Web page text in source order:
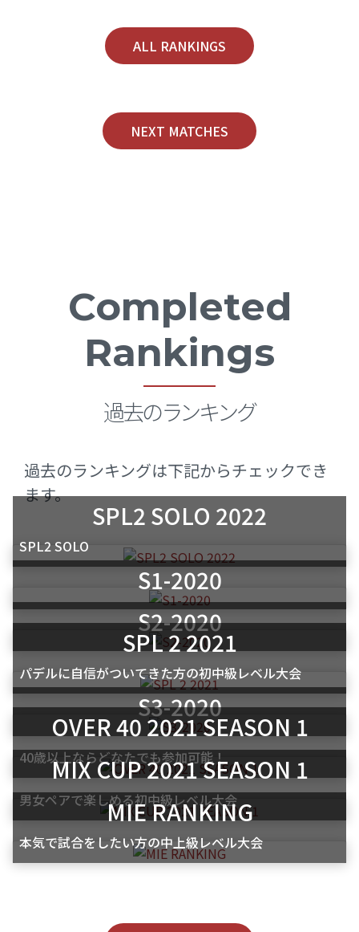
Rankings
各大会のランキング掲
載中
ALL RANKINGS
NEXT MATCHES
Completed
Rankings
過去のランキング
過去のランキングは下記からチェックでき
ます。
SPL2 SOLO 2022
SPL2 SOLO
S1-2020
S2-2020
SPL 2 2021
パデルに自信がついてきた方の初中級レベル大会
S3-2020
OVER 40 2021 SEASON 1
40歳以上ならどなたでも参加可能！
MIX CUP 2021 SEASON 1
男女ペアで楽しめる初中級レベル大会
MIE RANKING
本気で試合をしたい方の中上級レベル大会